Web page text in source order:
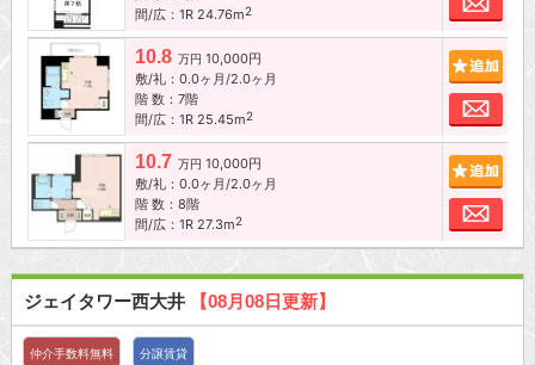
間/広：1R 24.76m2
10.8 万円 10,000円
敷/礼：0.0ヶ月/2.0ヶ月
階 数：7階
間/広：1R 25.45m2
お
10.7 万円 10,000円
敷/礼：0.0ヶ月/2.0ヶ月
階 数：8階
間/広：1R 27.3m2
お
ジェイタワー西大井 【08月08日更新】
仲介手数料無料 分譲賃貸